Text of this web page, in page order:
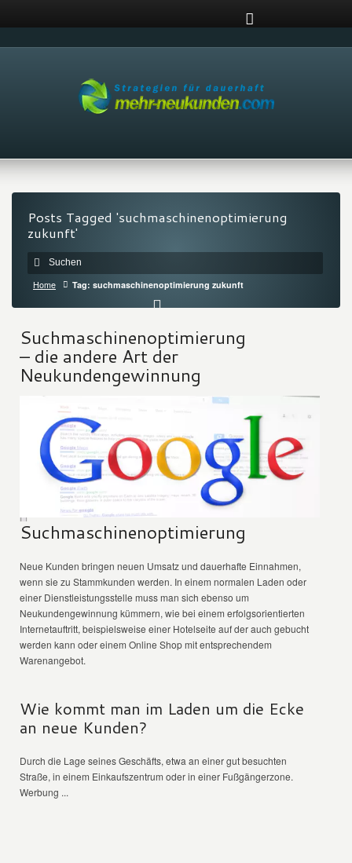
Posts Tagged 'suchmaschinenoptimierung
zukunft'
Home Tag: suchmaschinenoptimierung zukunft
Suchmaschinenoptimierung
– die andere Art der
Neukundengewinnung
Suchmaschinenoptimierung
Neue Kunden bringen neuen Umsatz und dauerhafte Einnahmen,
wenn sie zu Stammkunden werden. In einem normalen Laden oder
einer Dienstleistungsstelle muss man sich ebenso um
Neukundengewinnung kümmern, wie bei einem erfolgsorientierten
Internetauftritt, beispielsweise einer Hotelseite auf der auch gebucht
werden kann oder einem Online Shop mit entsprechendem
Warenangebot.
Wie kommt man im Laden um die Ecke
an neue Kunden?
Durch die Lage seines Geschäfts, etwa an einer gut besuchten
Straße, in einem Einkaufszentrum oder in einer Fußgängerzone.
Werbung ...